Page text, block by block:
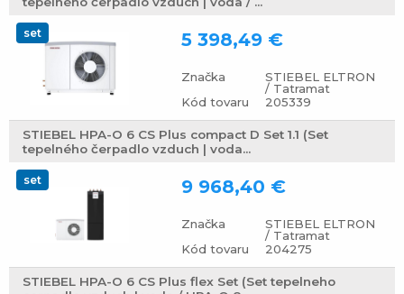
set
Značka
STIEBEL ELTRON
/ Tatramat
Kód tovaru
205339
5 398,49 €
STIEBEL HPA-O 6 CS Plus compact D Set 1.1 (Set
tepelného čerpadlo vzduch | voda...
set
Značka
STIEBEL ELTRON
/ Tatramat
Kód tovaru
204275
9 968,40 €
STIEBEL HPA-O 6 CS Plus flex Set (Set tepelneho